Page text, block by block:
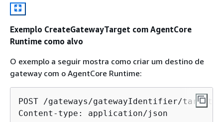
Exemplo CreateGatewayTarget com AgentCore
Runtime como alvo
O exemplo a seguir mostra como criar um destino de
gateway com o AgentCore Runtime:
POST /gateways/gatewayIdentifier/targets/
Content-type: application/json